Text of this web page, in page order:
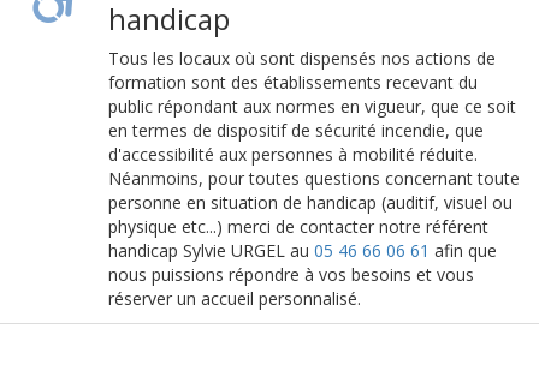
handicap
Tous les locaux où sont dispensés nos actions de
formation sont des établissements recevant du
public répondant aux normes en vigueur, que ce soit
en termes de dispositif de sécurité incendie, que
d'accessibilité aux personnes à mobilité réduite.
Néanmoins, pour toutes questions concernant toute
personne en situation de handicap (auditif, visuel ou
physique etc...) merci de contacter notre référent
handicap Sylvie URGEL au 05 46 66 06 61 afin que
nous puissions répondre à vos besoins et vous
réserver un accueil personnalisé.